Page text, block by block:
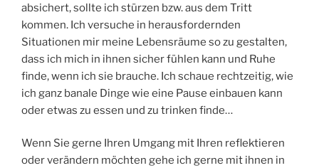
absichert, sollte ich stürzen bzw. aus dem Tritt
kommen. Ich versuche in herausfordernden
Situationen mir meine Lebensräume so zu gestalten,
dass ich mich in ihnen sicher fühlen kann und Ruhe
finde, wenn ich sie brauche. Ich schaue rechtzeitig, wie
ich ganz banale Dinge wie eine Pause einbauen kann
oder etwas zu essen und zu trinken finde…
Wenn Sie gerne Ihren Umgang mit Ihren reflektieren
oder verändern möchten gehe ich gerne mit ihnen in